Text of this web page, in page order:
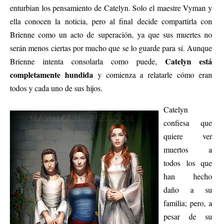
enturbian los pensamiento de Catelyn. Solo el maestre Vyman y
ella conocen la noticia, pero al final decide compartirla con
Brienne como un acto de superación, ya que sus muertes no
serán menos ciertas por mucho que se lo guarde para sí. Aunque
Brienne intenta consolarla como puede, Catelyn está
completamente hundida y comienza a relatarle cómo eran
todos y cada uno de sus hijos.
Catelyn
confiesa que
quiere ver
muertos a
todos los que
han hecho
daño a su
familia; pero, a
pesar de su